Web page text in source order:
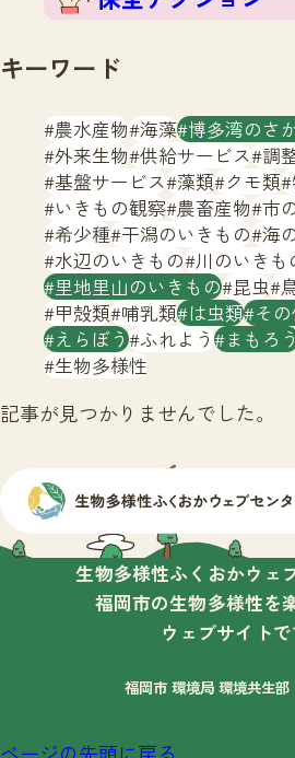
文字サイズ 小 中
掲載申し込みフォーム
生物多様性ふくおかウェブ
サイトマップ
キーワード
農水産物 海藻 博多湾のさ
外来生物 供給サービス 調
基盤サービス 藻類 クモ類
いきもの観察 農畜産物 市
希少種 干潟のいきもの 海
水辺のいきもの 川のいきも
里地里山のいきもの 昆虫
甲殻類 哺乳類 は虫類 そ
えらぼう ふれよう まもろ
生物多様性
記事が見つかりませんでした。
生物多様性ふくおかウェ
福岡市の生物多様性を
ウェブサイトで
福岡市 環境局 環境共生部